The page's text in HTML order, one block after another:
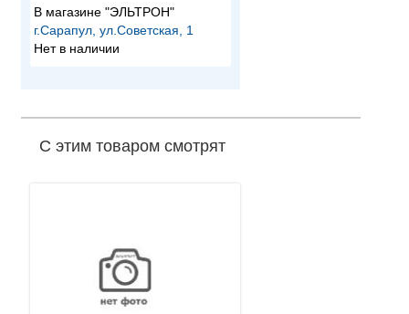
В магазине "ЭЛЬТРОН"
г.Сарапул, ул.Советская, 1
Нет в наличии
С этим товаром смотрят